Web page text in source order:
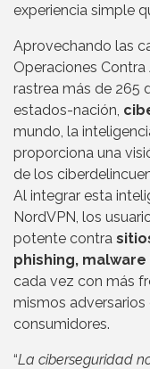
experiencia simple
Aprovechando las
Operaciones
rastrea más de 265
estados-nación,
mundo, la
proporciona una
de los
Al integrar esta
NordVPN, los
potente contra
phishing,
cada vez con más
mismos
consumidores.
“La ciberseguridad